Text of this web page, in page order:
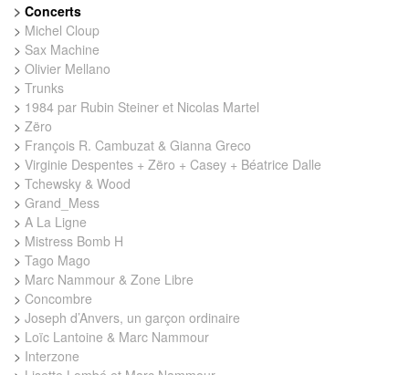
> Concerts
> Michel Cloup
> Sax Machine
> Olivier Mellano
> Trunks
> 1984 par Rubin Steiner et Nicolas Martel
> Zëro
> François R. Cambuzat & Gianna Greco
> Virginie Despentes + Zëro + Casey + Béatrice Dalle
> Tchewsky & Wood
> Grand_Mess
> A La Ligne
> Mistress Bomb H
> Tago Mago
> Marc Nammour & Zone Libre
> Concombre
> Joseph d’Anvers, un garçon ordinaire
> Loïc Lantoine & Marc Nammour
> Interzone